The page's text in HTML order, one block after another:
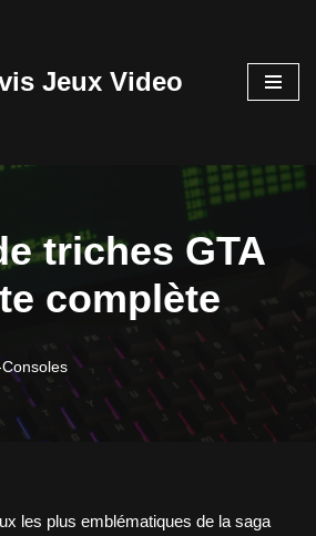
Jeux Video
triches GTA
complète
les plus emblématiques de la saga